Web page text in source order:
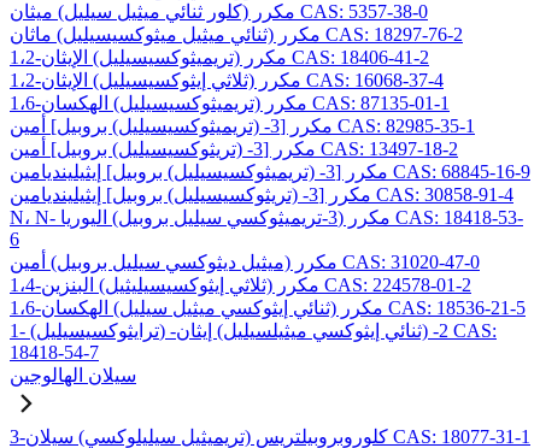
مكرر (كلور ثنائي ميثيل سيليل) ميثان CAS: 5357-38-0
مكرر (ثنائي ميثيل ميثوكسيسيليل) ماثان CAS: 18297-76-2
1،2-مكرر (تريميثوكسيسيليل) الإيثان CAS: 18406-41-2
1،2-مكرر (ثلاثي إيثوكسيسيليل) الإيثان CAS: 16068-37-4
1،6-مكرر (تريميثوكسيسيليل) الهكسان CAS: 87135-01-1
مكرر [3- (تريميثوكسيسيليل) بروبيل] أمين CAS: 82985-35-1
مكرر [3- (تريثوكسيسيليل) بروبيل] أمين CAS: 13497-18-2
مكرر [3- (تريميثوكسيسيليل) بروبيل] إيثيلينديامين CAS: 68845-16-9
مكرر [3- (تريثوكسيسيليل) بروبيل] إيثيلينديامين CAS: 30858-91-4
N، N- مكرر (3-تريميثوكسي سيليل بروبيل) اليوريا CAS: 18418-53-
6
مكرر (ميثيل ديثوكسي سيليل بروبيل) أمين CAS: 31020-47-0
1،4-مكرر (ثلاثي إيثوكسيسيليثيل) البنزين CAS: 224578-01-2
1،6-مكرر (ثنائي إيثوكسي ميثيل سيليل) الهكسان CAS: 18536-21-5
1- (ترايثوكسيسيليل) -2- (ثنائي إيثوكسي ميثيلسيليل) إيثان CAS:
18418-54-7
سيلان الهالوجين
3-كلوروبروبيلتريس (تريميثيل سيليلوكسي) سيلان CAS: 18077-31-1